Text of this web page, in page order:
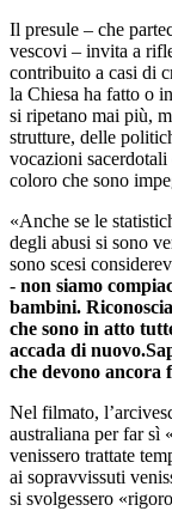
Il presule – che
vescovi – invita a
contribuito a casi di
la Chiesa ha fatto o
si ripetano mai più,
strutture, delle
vocazioni
coloro che sono
«Anche se le
degli abusi si sono
sono scesi
- non siamo
bambini.
che sono in atto
accada di
che devono ancora
Nel filmato,
australiana per far sì
venissero trattate
ai sopravvissuti
si svolgessero